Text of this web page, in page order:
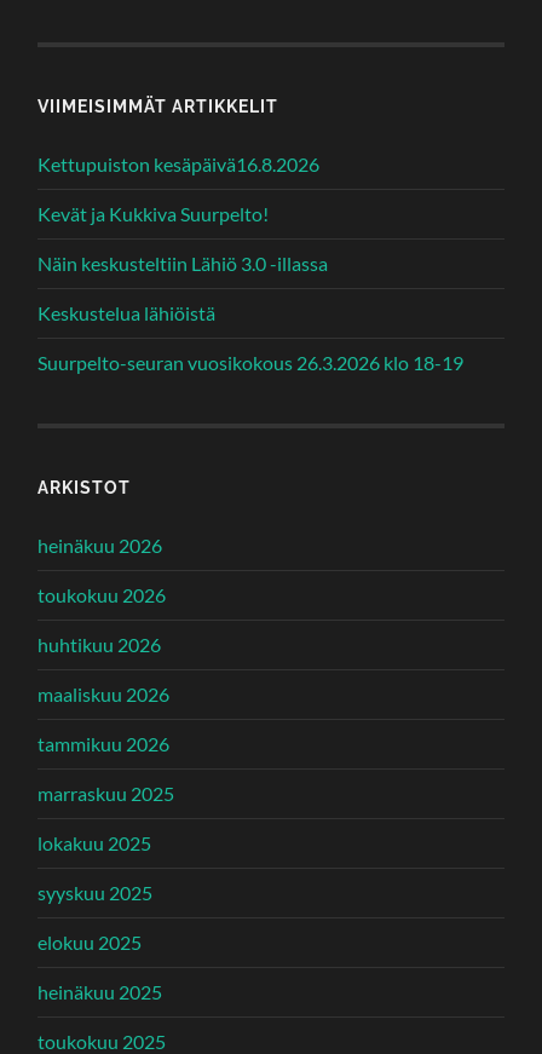
VIIMEISIMMÄT ARTIKKELIT
Kettupuiston kesäpäivä16.8.2026
Kevät ja Kukkiva Suurpelto!
Näin keskusteltiin Lähiö 3.0 -illassa
Keskustelua lähiöistä
Suurpelto-seuran vuosikokous 26.3.2026 klo 18-19
ARKISTOT
heinäkuu 2026
toukokuu 2026
huhtikuu 2026
maaliskuu 2026
tammikuu 2026
marraskuu 2025
lokakuu 2025
syyskuu 2025
elokuu 2025
heinäkuu 2025
toukokuu 2025